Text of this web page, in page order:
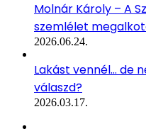
Molnár Károly – A
szemlélet
2026.06.24.
Lakást vennél… de
válaszd?
2026.03.17.